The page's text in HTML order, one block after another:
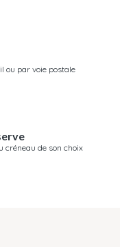
ou par voie postale
créneau de son choix